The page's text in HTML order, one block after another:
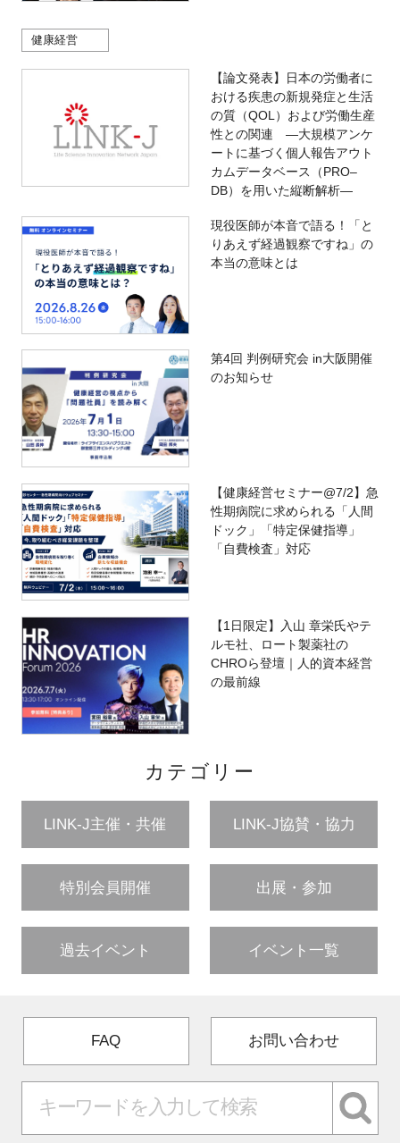
健康経営
【論文発表】日本の労働者に
おける疾患の新規発症と生活
の質（QOL）および労働生産
性との関連 ―大規模アンケ
ートに基づく個人報告アウト
カムデータベース（PRO‒
DB）を用いた縦断解析―
現役医師が本音で語る！「と
りあえず経過観察ですね」の
本当の意味とは
第4回 判例研究会 in大阪開催
のお知らせ
【健康経営セミナー@7/2】急
性期病院に求められる「人間
ドック」「特定保健指導」
「自費検査」対応
【1日限定】入山 章栄氏やテ
ルモ社、ロート製薬社の
CHROら登壇｜人的資本経営
の最前線
カテゴリー
LINK-J主催・共催 LINK-J協賛・協力
特別会員開催 出展・参加
過去イベント イベント一覧
FAQ お問い合わせ